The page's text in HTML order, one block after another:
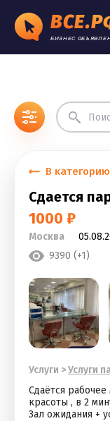
БИЗНЕС
В категорию
Сдается
1000 ₽
Москва
9390 (+1)
Услуги >Услуги
Сдаётся
красоты , в 2
Зал ожидания +